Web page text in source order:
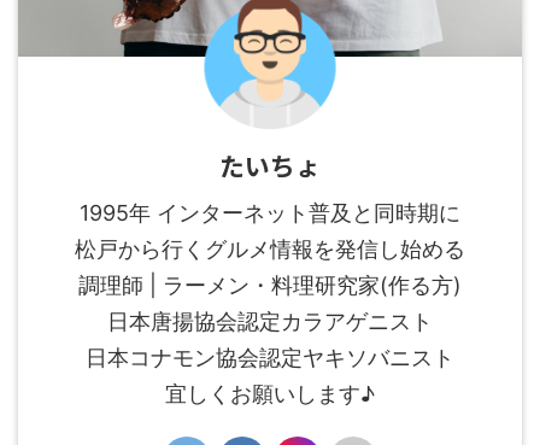
たいちょ
1995年 インターネット普及と同時期に
松戸から行くグルメ情報を発信し始める
調理師 | ラーメン・料理研究家(作る方)
日本唐揚協会認定カラアゲニスト
日本コナモン協会認定ヤキソバニスト
宜しくお願いします♪